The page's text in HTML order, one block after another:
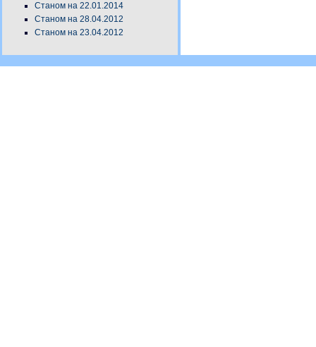
Станом на 22.01.2014
Станом на 28.04.2012
Станом на 23.04.2012